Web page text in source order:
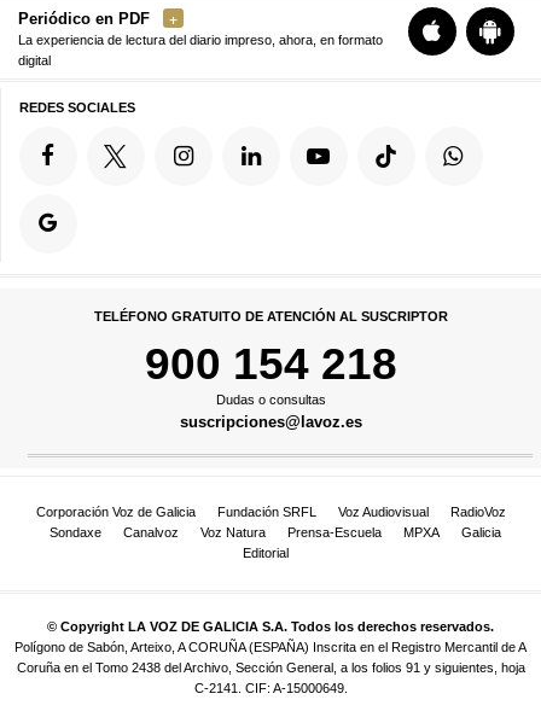
Periódico en PDF
La experiencia de lectura del diario impreso, ahora, en formato
digital
REDES SOCIALES
TELÉFONO GRATUITO DE ATENCIÓN AL SUSCRIPTOR
900 154 218
Dudas o consultas
suscripciones@lavoz.es
Corporación Voz de Galicia Fundación SRFL Voz Audiovisual
RadioVoz
Sondaxe
Canalvoz Voz Natura Prensa-Escuela MPXA
Galicia
Editorial
© Copyright LA VOZ DE GALICIA S.A. Todos los derechos reservados.
Polígono de Sabón, Arteixo, A CORUÑA (ESPAÑA) Inscrita en el Registro Mercantil de A
Coruña en el Tomo 2438 del Archivo, Sección General, a los folios 91 y siguientes, hoja
C-2141. CIF: A-15000649.